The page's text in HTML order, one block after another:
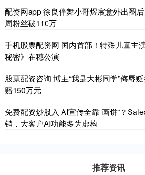
配资网app 徐良伴舞小哥煜宸意外出圈
周粉丝破110万
手机股票配资网 国内首部！特殊儿童主
秘密》在穗公演
股票配资咨询 博主“我是大彬同学”侮辱
赔150万元
免费配资炒股入 AI宣传全靠“画饼”？
销，大客户AI功能多为虚构
推荐资讯